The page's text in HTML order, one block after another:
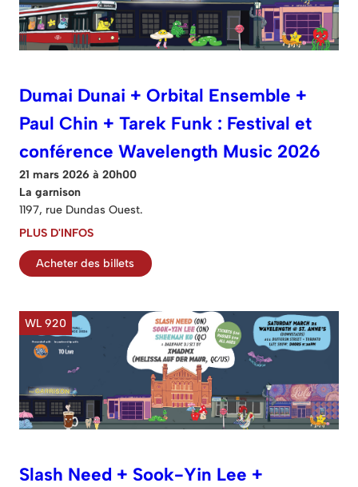
Dumai Dunai + Orbital Ensemble +
Paul Chin + Tarek Funk : Festival et
conférence Wavelength Music 2026
21 mars 2026 à 20h00
La garnison
1197, rue Dundas Ouest.
PLUS D'INFOS
Acheter des billets
WL 920
Slash Need + Sook-Yin Lee +